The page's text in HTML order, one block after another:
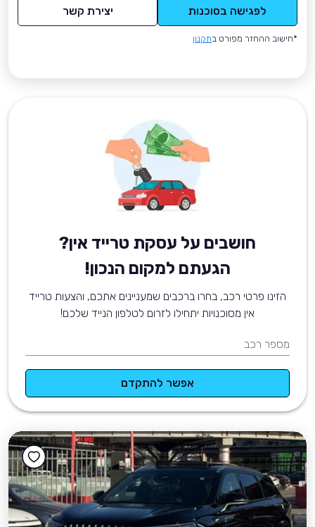
לפגישה בסוכנות יצירת קשר
*חישוב ההחזר מפורט בתקנון
חושבים על עסקת טרייד אין?
הגעתם למקום הנכון!
הזינו פרטי רכב, בחרו ברכבים שמעניינים אתכם, והצעות טרייד
אין מסוכנויות יתחילו לזרום לטלפון הנייד שלכם!
מספר רכב
אפשר להתקדם